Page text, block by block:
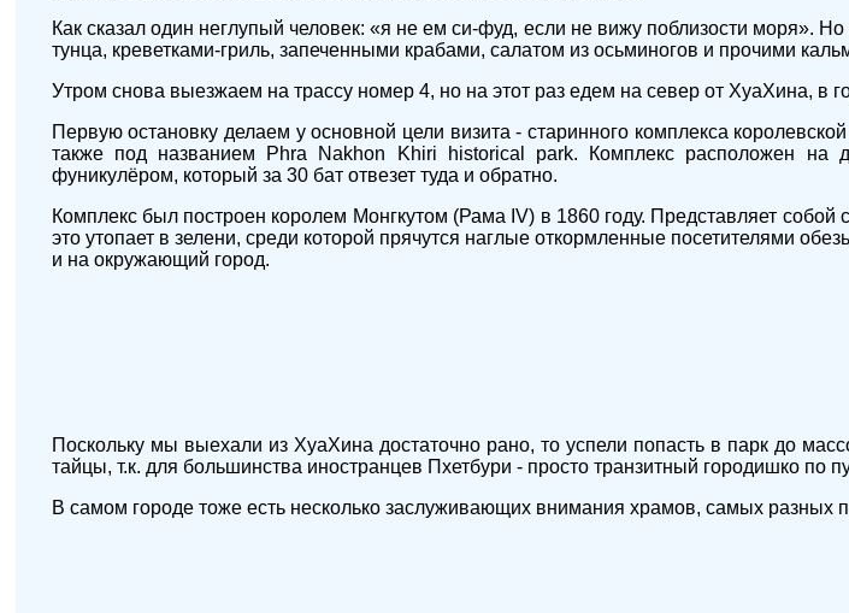
Как сказал один неглупый человек: «я не ем си-фуд, если не вижу поблизости моря».
тунца, креветками-гриль, запеченными крабами, салатом из осьминогов и прочими
Утром снова выезжаем на трассу номер 4, но на этот раз едем на север от ХуаХина, в
Первую остановку делаем у основной цели визита - старинного комплекса
также под названием Phra Nakhon Khiri historical park. Комплекс расположен на
фуникулёром, который за 30 бат отвезет туда и обратно.
Комплекс был построен королем Монгкутом (Рама IV) в 1860 году. Представляет
это утопает в зелени, среди которой прячутся наглые откормленные посетителями
и на окружающий город.
Поскольку мы выехали из ХуаХина достаточно рано, то успели попасть в парк до
тайцы, т.к. для большинства иностранцев Пхетбури - просто транзитный городишко по
В самом городе тоже есть несколько заслуживающих внимания храмов, самых разных